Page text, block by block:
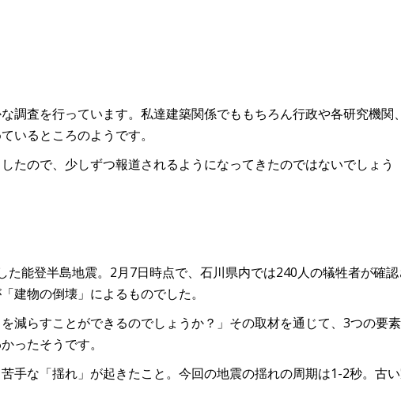
調査を行っています。私達建築関係でももちろん行政や各研究機関
いるところのようです。
たので、少しずつ報道されるようになってきたのではないでしょう
た能登半島地震。2月7日時点で、石川県内では240人の犠牲者が確
建物の倒壊」によるものでした。
減らすことができるのでしょうか？」その取材を通じて、3つの要
ったそうです。
手な「揺れ」が起きたこと。今回の地震の揺れの周期は1-2秒。古